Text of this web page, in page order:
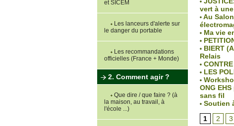
et SICEM
Les lanceurs d'alerte sur
le danger du portable
Les recommandations
officielles (France + Monde)
2. Comment agir ?
Que dire / que faire ? (à
la maison, au travail, à
l'école ...)
vert à
Au
Ma vie
BIERT
Relais
CONTRE
LES
ONG
sans fil
Soutien
1
2 3